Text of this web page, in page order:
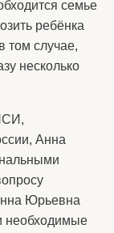
семье
ребёнка
том случае,
несколько
Анна
Юрьевна
необходимые